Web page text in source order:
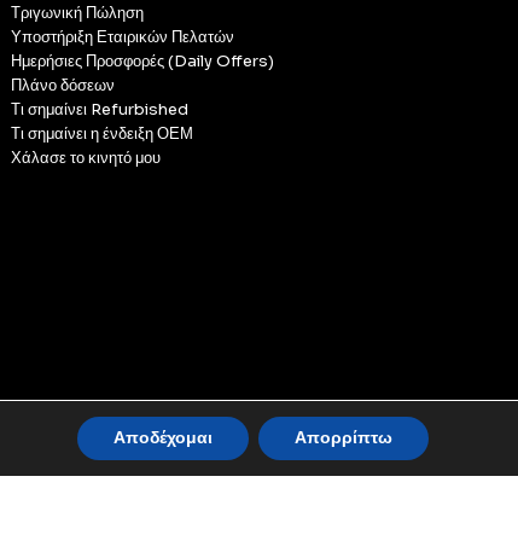
Τριγωνική Πώληση
Υποστήριξη Εταιρικών Πελατών
Ημερήσιες Προσφορές (Daily Offers)
Πλάνο δόσεων
Τι σημαίνει Refurbished
Τι σημαίνει η ένδειξη ΟΕΜ
Χάλασε το κινητό μου
Αποδέχομαι Απορρίπτω